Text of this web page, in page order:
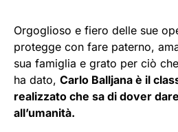
Orgoglioso e fiero delle sue
protegge con fare paterno,
sua famiglia e grato per ciò
ha dato, Carlo Balljana è il
realizzato che sa di dover
all’umanità.